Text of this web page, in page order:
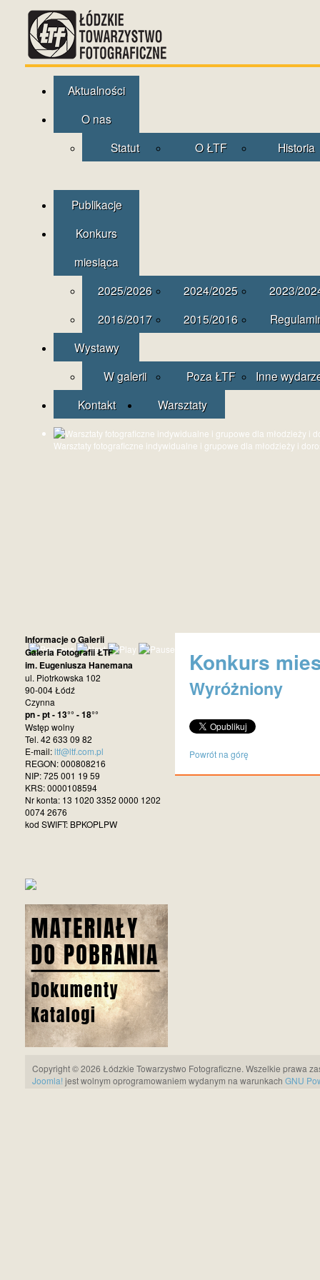
Aktualności
O nas
Statut
O ŁTF Historia
Publikacje
Konkurs
miesiąca
2025/2026
2024/2025
2023/
2016/2017
2015/2016
Wystawy
W galerii
Poza ŁTF
Inne
Kontakt
Warsztaty
Warsztaty fotograficzne indywidualne i grupowe dla młodzieży i
Konkurs
Wyróżniony
Powrót na górę
Informacje o Galerii
Galeria Fotografii ŁTF
im. Eugeniusza Hanemana
ul. Piotrkowska 102
90-004 Łódź
Czynna
pn - pt - 13°° - 18°°
Wstęp wolny
Tel. 42 633 09 82
E-mail:ltf@ltf.com.pl
REGON: 000808216
NIP: 725 001 19 59
KRS: 0000108594
Nr konta: 13 1020 3352 0000 1202
0074 2676
kod SWIFT: BPKOPLPW
Copyright © 2026 Łódzkie Towarzystwo Fotograficzne. Wszelkie prawa
Joomla! jest wolnym oprogramowaniem wydanym na warunkach GNU